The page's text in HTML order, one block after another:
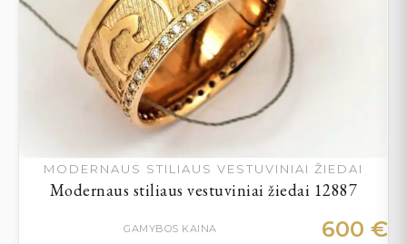
MODERNAUS STILIAUS VESTUVINIAI ŽIEDAI
Modernaus stiliaus vestuviniai žiedai 12887
GAMYBOS KAINA 600 €